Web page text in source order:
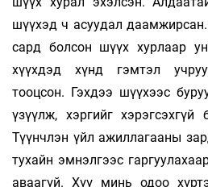
шүүхэд ч асуудал
сард болсон шүүх хурлаар
хүүхдэд хүнд гэмтэл
тооцсон. Гэхдээ шүүхээс
үзүүлж, хэргийг
Түүнчлэн үйл ажиллагааны
тухайн эмнэлгээс
аваагүй. Хүү минь одоо